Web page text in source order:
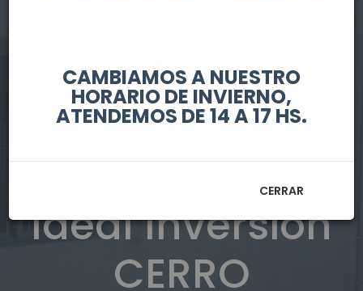
4 Apartamentos
Mas Terreno
Ideal Inversión
CERRO
CAMBIAMOS A NUESTRO
HORARIO DE INVIERNO,
ATENDEMOS DE 14 A 17 HS.
CERRAR